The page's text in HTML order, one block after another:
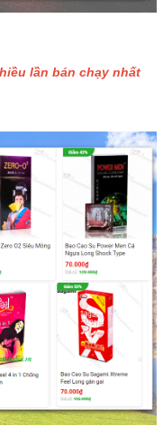
lần bán chạy nhất